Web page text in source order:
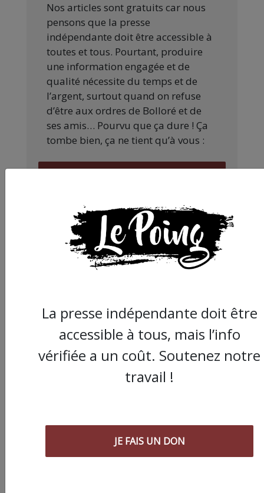
Nos articles sont gratuits car nous
pensons que la presse
indépendante doit être accessible à
toutes et tous. Pourtant, produire
une information engagée et de
qualité nécessite du temps et de
l’argent, surtout quand on refuse
d’être aux ordres de Bolloré et de
ses amis… Pourvu que ça dure ! Ça
tombe bien, ça ne tient qu’à vous :
ARTICLE SUIVANT :
La presse indépendante doit être
accessible à tous, mais l’info
vérifiée a un coût. Soutenez notre
travail !
JE FAIS UN DON